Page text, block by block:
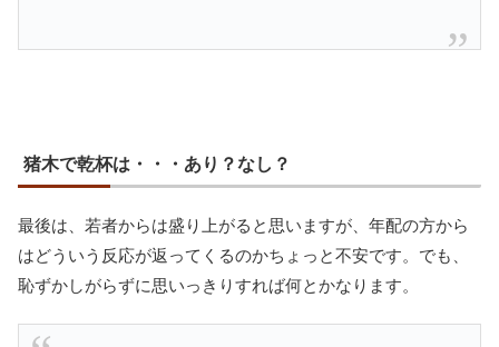
猪木で乾杯は・・・あり？なし？
最後は、若者からは盛り上がると思いますが、年配の方から
はどういう反応が返ってくるのかちょっと不安です。でも、
恥ずかしがらずに思いっきりすれば何とかなります。